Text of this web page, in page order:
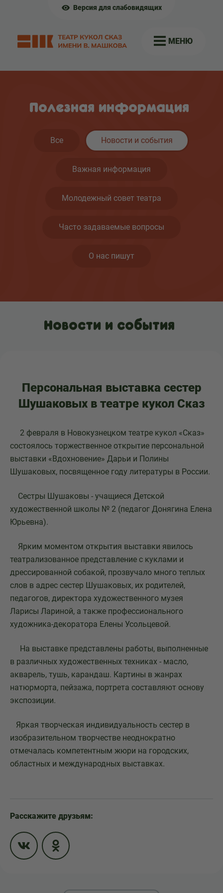
Версия для слабовидящих
МЕНЮ
Полезная информация
Все Новости и события
Важная информация
Молодежный совет театра
Часто задаваемые вопросы
О нас пишут
Новости и события
Персональная выставка сестер
Шушаковых в театре кукол Сказ
2 февраля в Новокузнецком театре кукол «Сказ»
состоялось торжественное открытие персональной
выставки «Вдохновение» Дарьи и Полины
Шушаковых, посвященное году литературы в России.
Сестры Шушаковы - учащиеся Детской
художественной школы № 2 (педагог Донягина Елена
Юрьевна).
Ярким моментом открытия выставки явилось
театрализованное представление с куклами и
дрессированной собакой, прозвучало много теплых
слов в адрес сестер Шушаковых, их родителей,
педагогов, директора художественного музея
Ларисы Лариной, а также профессионального
художника-декоратора Елены Усольцевой.
На выставке представлены работы, выполненные
в различных художественных техниках - масло,
акварель, тушь, карандаш. Картины в жанрах
натюрморта, пейзажа, портрета составляют основу
экспозиции.
Яркая творческая индивидуальность сестер в
изобразительном творчестве неоднократно
отмечалась компетентным жюри на городских,
областных и международных выставках.
Расскажите друзьям: